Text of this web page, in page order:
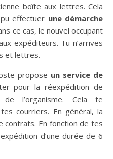
boîte aux lettres. Cela
effectuer une démarche
ce cas, le nouvel occupant
expéditeurs. Tu n’arrives
et lettres.
propose un service de
pour la réexpédition de
l’organisme. Cela te
courriers. En général, la
En fonction de tes
d’une durée de 6